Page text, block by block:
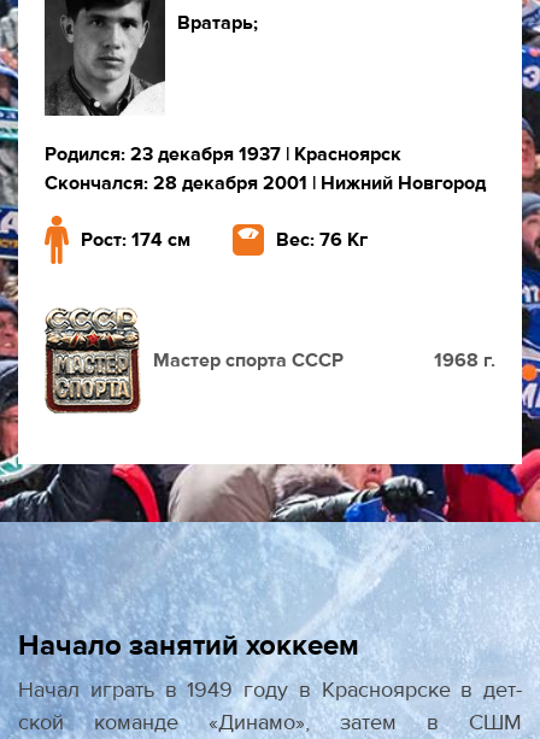
Вратарь;
Родился: 23 декабря 1937 | Красноярск
Скончался: 28 декабря 2001 | Нижний Новгород
Рост: 174 см Вес: 76 Кг
Мастер спорта СССР 1968 г.
Начало занятий хоккеем
Начал играть в 1949 году в Красноярске в дет­
ской команде «Динамо», затем в СШМ